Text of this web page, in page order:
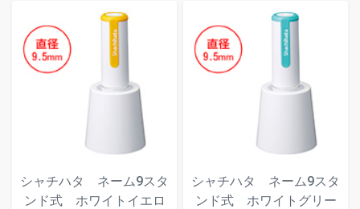
シャチハタ ネーム9スタ
ンド式 ホワイトイエロ
シャチハタ ネーム9スタ
ンド式 ホワイトグリー